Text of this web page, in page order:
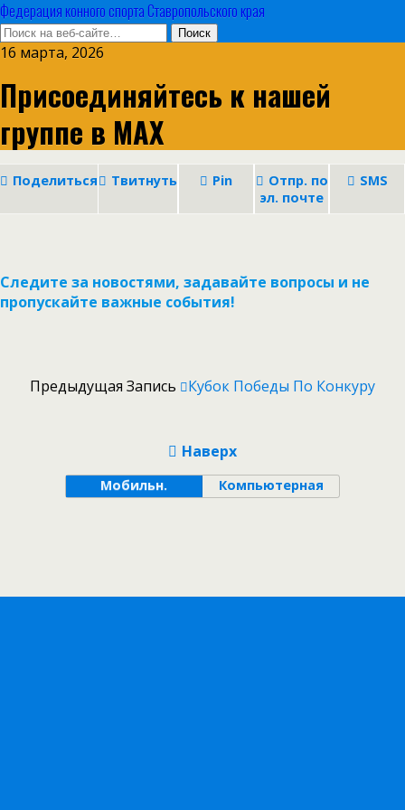
Федерация конного спорта Ставропольского края
16 марта, 2026
Присоединяйтесь к нашей
группе в MAX
Поделиться Твитнуть Pin
Отпр. по
эл. почте
SMS
Следите за новостями, задавайте вопросы и не
пропускайте важные события!
Предыдущая Запись Кубок Победы По Конкуру
Наверх
Мобильн. Компьютерная